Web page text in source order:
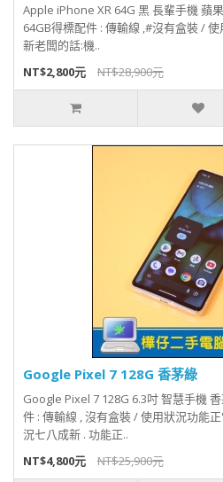
Apple iPhone XR 64G 黑 長輩手機 蘋
64GB得標配件 : 傳輸線 ,#沒有盒裝 /
新老闆的話:機..
NT$2,800元
NT$28,900元
Google Pixel 7 128G 香茅綠
Google Pixel 7 128G 6.3吋 智慧手機
件 : 傳輸線 , 沒有盒裝 / 使用狀況功能
況七八成新 . 功能正..
NT$4,800元
NT$25,900元